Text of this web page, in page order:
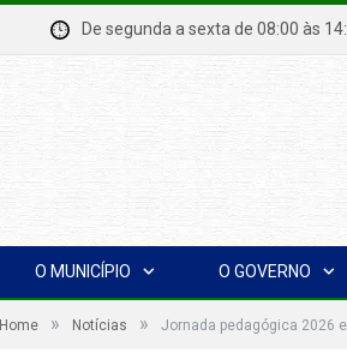
De segunda a sexta de 08:00
O MUNICÍPIO O GOVERNO
Home » Notícias » Jornada pedagógica 2026